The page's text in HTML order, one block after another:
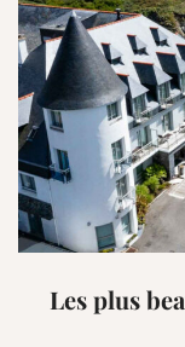
Les plus